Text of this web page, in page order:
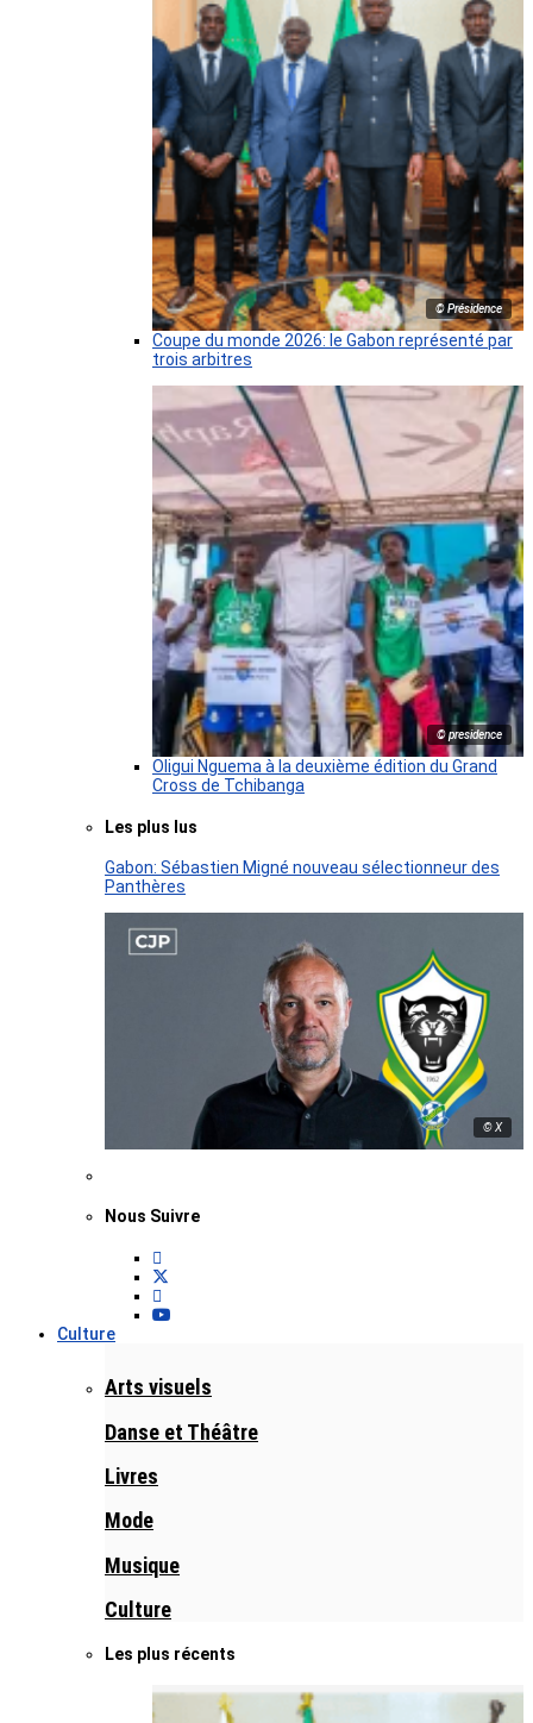
© Présidence
Coupe du monde 2026: le Gabon représenté par
trois arbitres
© presidence
Oligui Nguema à la deuxième édition du Grand
Cross de Tchibanga
Les plus lus
Gabon: Sébastien Migné nouveau sélectionneur des
Panthères
© X
Nous Suivre
Culture
Arts visuels
Danse et Théâtre
Livres
Mode
Musique
Culture
Les plus récents